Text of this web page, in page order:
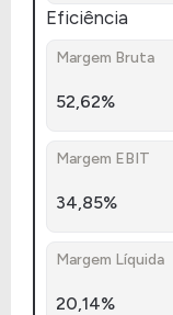
Eficiência
Margem Bruta
52,62%
Margem EBIT
34,85%
Margem Líquida
20,14%